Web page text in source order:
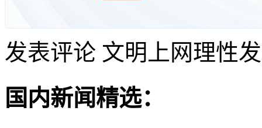
发表评论 文明上网理性
国内新闻精选：